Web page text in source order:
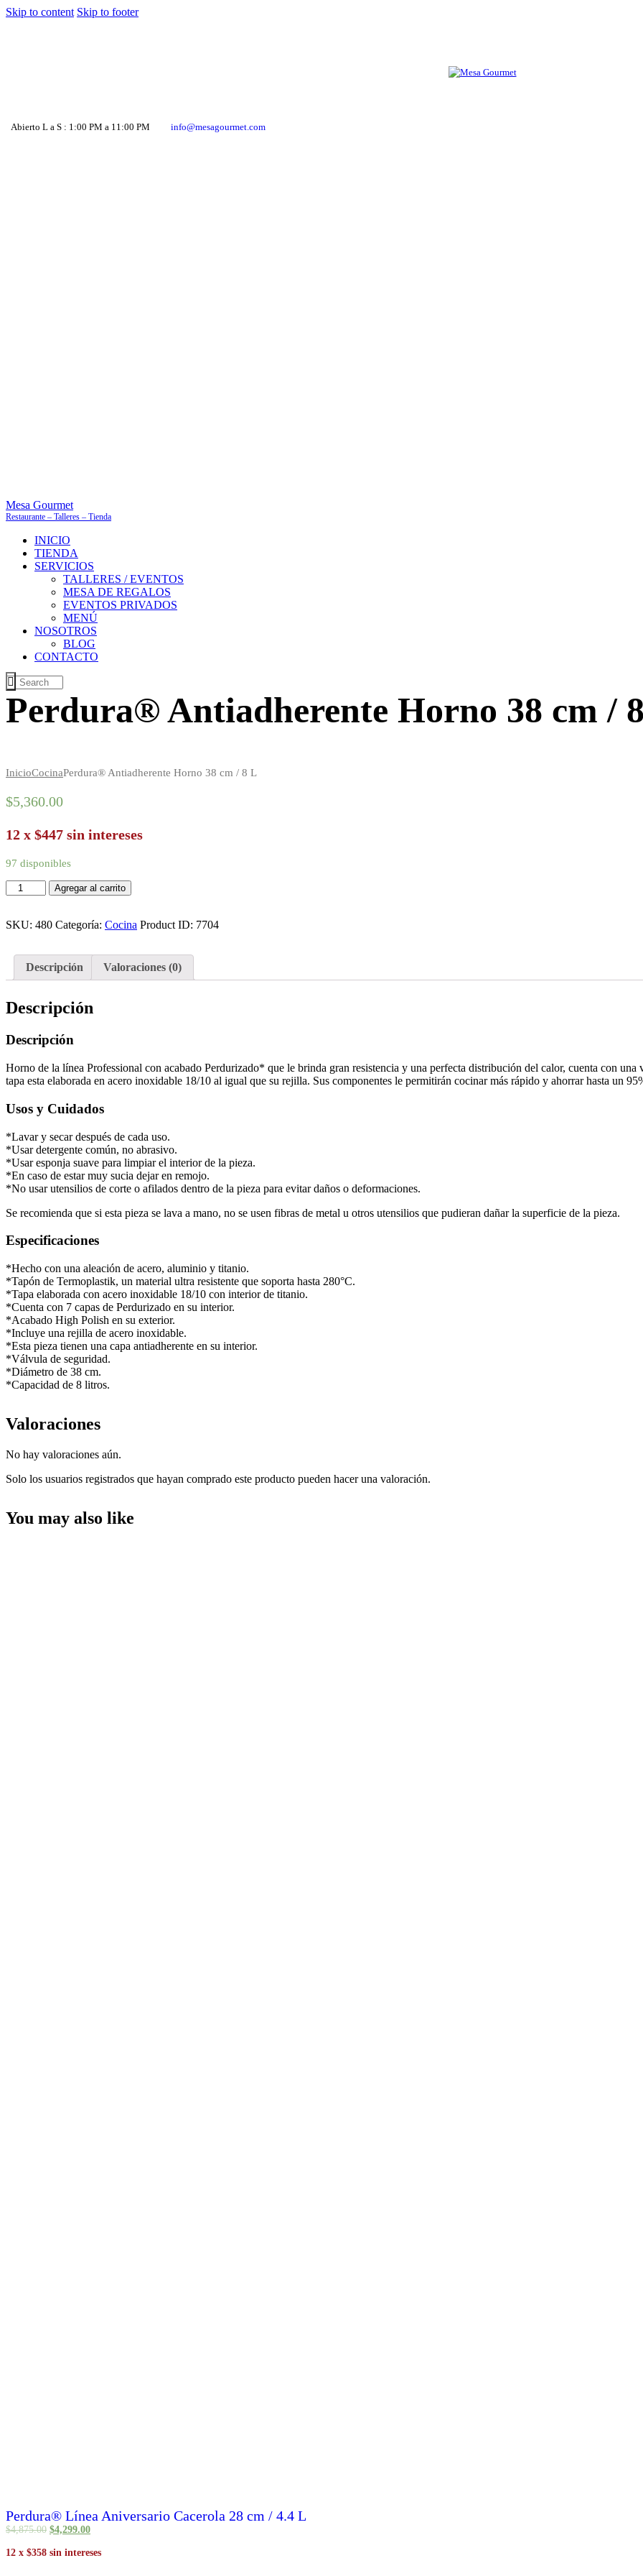
Skip to content Skip to footer
Abierto L a S : 1:00 PM a 11:00 PM info@mesagourmet.com
Mesa Gourmet
Restaurante – Talleres – Tienda
INICIO
TIENDA
SERVICIOS
TALLERES / EVENTOS
MESA DE REGALOS
EVENTOS PRIVADOS
MENÚ
NOSOTROS
BLOG
CONTACTO
Perdura® Antiadherente Horno 38 cm /
InicioCocinaPerdura® Antiadherente Horno 38 cm / 8 L
$5,360.00
12 x $447 sin intereses
97 disponibles
Perdura®
Antiadherente
38
Agregar al carrito
SKU: 480 Categoría: Cocina Product ID: 7704
Descripción Valoraciones (0)
Descripción
Descripción
Horno de la línea Professional con acabado Perdurizado* que le brinda gran resistencia y una perfecta distribución del calor, cuenta con
tapa esta elaborada en acero inoxidable 18/10 al igual que su rejilla. Sus componentes le permitirán cocinar más rápido y ahorrar hasta un
Usos y Cuidados
*Lavar y secar después de cada uso.
*Usar detergente común, no abrasivo.
*Usar esponja suave para limpiar el interior de la pieza.
*En caso de estar muy sucia dejar en remojo.
*No usar utensilios de corte o afilados dentro de la pieza para evitar daños o deformaciones.
Se recomienda que si esta pieza se lava a mano, no se usen fibras de metal u otros utensilios que pudieran dañar la superficie de la pieza.
Especificaciones
*Hecho con una aleación de acero, aluminio y titanio.
*Tapón de Termoplastik, un material ultra resistente que soporta hasta 280°C.
*Tapa elaborada con acero inoxidable 18/10 con interior de titanio.
*Cuenta con 7 capas de Perdurizado en su interior.
*Acabado High Polish en su exterior.
*Incluye una rejilla de acero inoxidable.
*Esta pieza tienen una capa antiadherente en su interior.
*Válvula de seguridad.
*Diámetro de 38 cm.
*Capacidad de 8 litros.
Valoraciones
No hay valoraciones aún.
Solo los usuarios registrados que hayan comprado este producto pueden hacer una valoración.
You may also like
Perdura® Línea Aniversario Cacerola 28 cm / 4.4 L
$4,875.00 $4,299.00
12 x $358 sin intereses